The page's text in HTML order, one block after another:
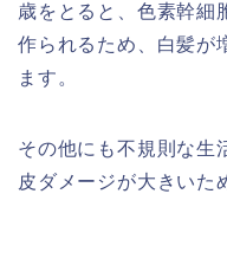
歳をとると、色素幹細
作られるため、白髪が
ます。
その他にも不規則な生
皮ダメージが大きいた